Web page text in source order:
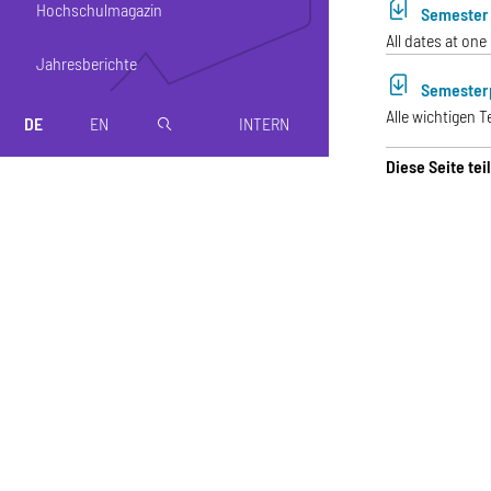
Hochschulmagazin
Jahresberichte
DE EN magnifier INTERN
All dates at one
Alle wichtigen
Diese Seite